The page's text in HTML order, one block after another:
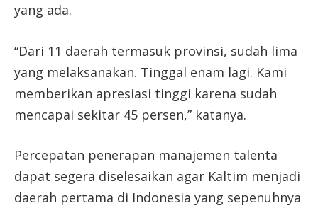
yang ada.
“Dari 11 daerah termasuk provinsi, sudah lima
yang melaksanakan. Tinggal enam lagi. Kami
memberikan apresiasi tinggi karena sudah
mencapai sekitar 45 persen,” katanya.
Percepatan penerapan manajemen talenta
dapat segera diselesaikan agar Kaltim menjadi
daerah pertama di Indonesia yang sepenuhnya